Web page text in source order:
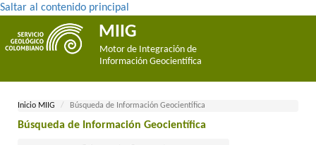
Saltar al contenido principal
MIIG
Motor de Integración de
Información Geocientífica
Inicio MII​​​G Búsqueda de Información Geocientífica
Búsqueda de Información Geocientífica​